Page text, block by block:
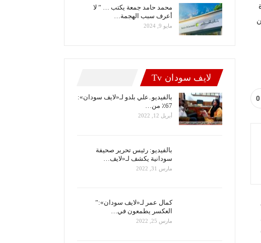
0
محمد حامد جمعة يكتب … ” لا
أعرف سبب الهجمة…
مايو 9, 2024
لايف سودان Tv
بالفيديو..علي بلدو لـ«لايف سودان»:
67٪ من…
أبريل 12, 2022
بالفيديو: رئيس تحرير صحيفة
سودانية يكشف لـ«لايف…
مارس 31, 2022
كمال عمر لـ«لايف سودان»:”
العكسر يطمعون في…
مارس 25, 2022